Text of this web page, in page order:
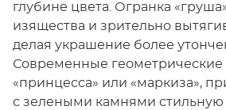
глубине цвета. Огранка
изящества и зрительно
делая украшение более
Современные геометрические
«принцесса» или «маркиза»,
с зелеными камнями стильную